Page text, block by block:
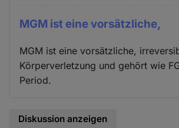
MGM ist eine vorsätzliche,
MGM ist eine vorsätzliche,
Körperverletzung und gehört wie
Period.
Diskussion anzeigen